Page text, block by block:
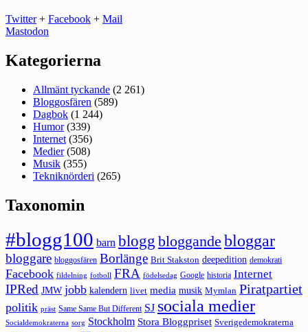
Twitter+ Facebook + Mail
Mastodon
Kategorierna
Allmänt tyckande (2 261)
Bloggosfären (589)
Dagbok (1 244)
Humor(339)
Internet (356)
Medier(508)
Musik (355)
Tekniknörderi (265)
Taxonomin
#blogg100 barn blogg bloggande bloggar
bloggare bloggosfären Borlänge Brit Stakston deepedition demokrati
Facebook fildelning fotboll FRA födelsedag Google historia Internet
IPRed JMW jobb kalendern livet media musik Mymlan Piratpartiet
politik präst Same Same But Different SJ sociala medier
Socialdemokraterna sorg Stockholm Stora Bloggpriset Sverigedemokraterna